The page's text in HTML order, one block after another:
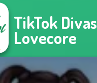
TikTok Divas
Lovecore